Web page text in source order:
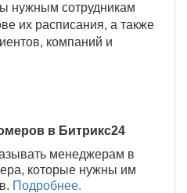
нужным сотрудникам
их расписания, а также
компаний и
в Битрикс24
менеджерам в
которые нужны им
Подробнее.